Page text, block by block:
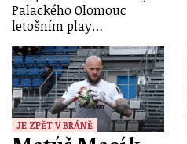
Palackého Olomouc
letošním play…
JE ZPĚT V BRÁNĚ